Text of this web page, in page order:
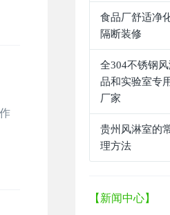
食品厂舒适净
隔断装修
全304不锈钢
品和实验室专
厂家
贵州风淋室的
理方法
【新闻中心】